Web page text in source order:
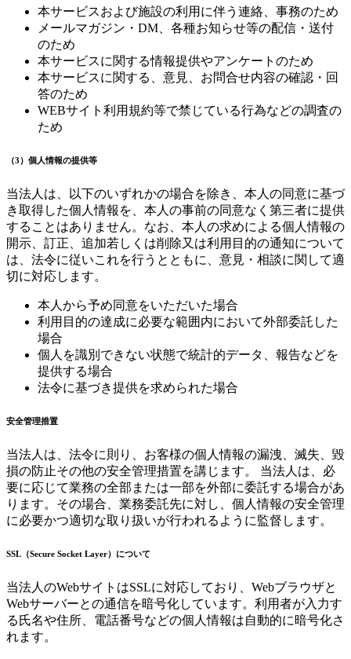
本サービスおよび施設の利用に伴う連絡、事務のため
メールマガジン・DM、各種お知らせ等の配信・送付
のため
本サービスに関する情報提供やアンケートのため
本サービスに関する、意見、お問合せ内容の確認・回
答のため
WEBサイト利用規約等で禁じている行為などの調査の
ため
（3）個人情報の提供等
当法人は、以下のいずれかの場合を除き、本人の同意に基づ
き取得した個人情報を、本人の事前の同意なく第三者に提供
することはありません。なお、本人の求めによる個人情報の
開示、訂正、追加若しくは削除又は利用目的の通知について
は、法令に従いこれを行うとともに、意見・相談に関して適
切に対応します。
本人から予め同意をいただいた場合
利用目的の達成に必要な範囲内において外部委託した
場合
個人を識別できない状態で統計的データ、報告などを
提供する場合
法令に基づき提供を求められた場合
安全管理措置
当法人は、法令に則り、お客様の個人情報の漏洩、滅失、毀
損の防止その他の安全管理措置を講じます。 当法人は、必
要に応じて業務の全部または一部を外部に委託する場合があ
ります。その場合、業務委託先に対し、個人情報の安全管理
に必要かつ適切な取り扱いが行われるように監督します。
SSL（Secure Socket Layer）について
当法人のWebサイトはSSLに対応しており、Webブラウザと
Webサーバーとの通信を暗号化しています。利用者が入力す
る氏名や住所、電話番号などの個人情報は自動的に暗号化さ
れます。